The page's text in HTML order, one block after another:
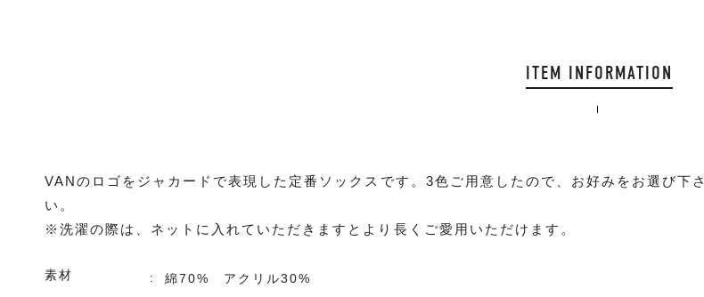
ITEM INFORMATION
VANのロゴをジャカードで表現した定番ソックスです。3色ご用意したので、お好みをお選び下さ
い。
※洗濯の際は、ネットに入れていただきますとより長くご愛用いただけます。
素材 綿70% アクリル30%